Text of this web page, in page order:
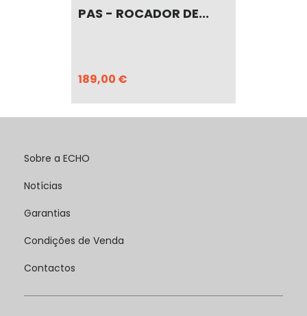
PAS - ROCADOR DE...
189,00 €
Sobre a ECHO
Notícias
Garantias
Condições de Venda
Contactos